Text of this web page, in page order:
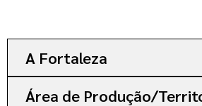
A Fortaleza
Área de Produção/